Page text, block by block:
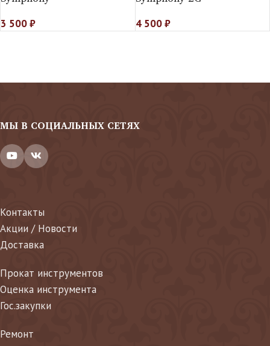
3 500₽ 4 500₽
МЫ В СОЦИАЛЬНЫХ СЕТЯХ
Контакты
Акции / Новости
Доставка
Прокат инструментов
Оценка инструмента
Гос.закупки
Ремонт